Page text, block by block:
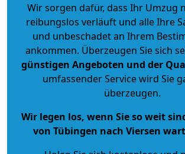
Wir sorgen dafür, dass Ihr Umzug
reibungslos verläuft und alle Ihre
und unbeschadet an Ihrem
ankommen. Überzeugen Sie sich
günstigen Angeboten und der
umfassender Service wird Sie
überzeugen.
Wir legen los, wenn Sie so weit
von Tübingen nach Viersen